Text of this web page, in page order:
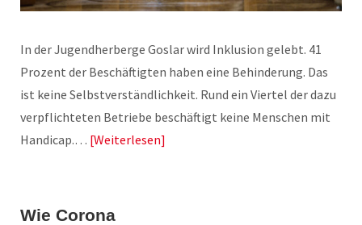
In der Jugendherberge Goslar wird Inklusion gelebt. 41
Prozent der Beschäftigten haben eine Behinderung. Das
ist keine Selbstverständlichkeit. Rund ein Viertel der dazu
verpflichteten Betriebe beschäftigt keine Menschen mit
Handicap.… Weiterlesen
Wie Corona